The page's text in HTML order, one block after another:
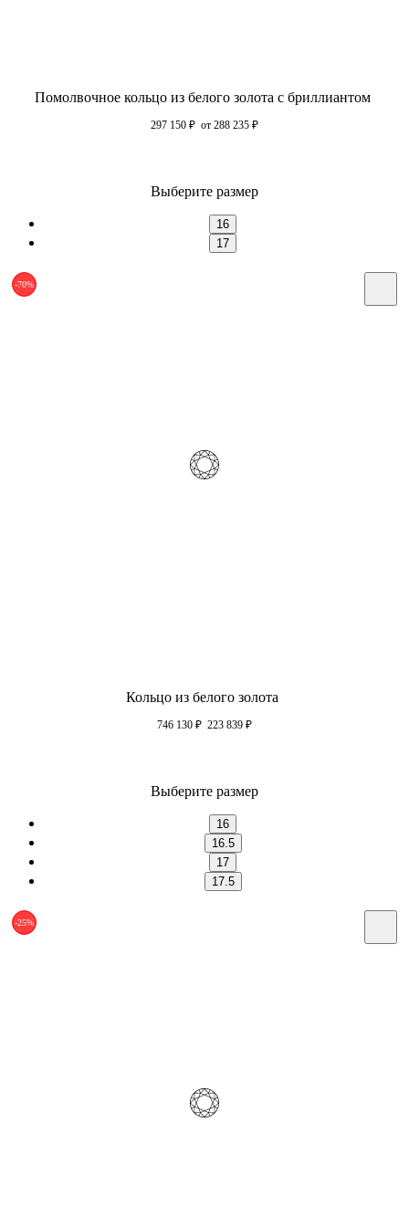
Помолвочное кольцо из белого золота с бриллиантом
297 150 ₽ от 288 235 ₽
Выберите размер
16
17
-70%
Кольцо из белого золота
746 130 ₽ 223 839 ₽
Выберите размер
16
16.5
17
17.5
-25%